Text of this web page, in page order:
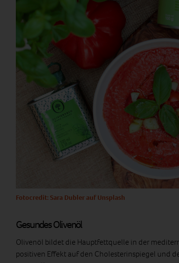
Fotocredit: Sara Dubler auf Unsplash
Gesundes Olivenöl
Olivenöl bildet die Hauptfettquelle in der
positiven Effekt auf den Cholesterinspiegel und